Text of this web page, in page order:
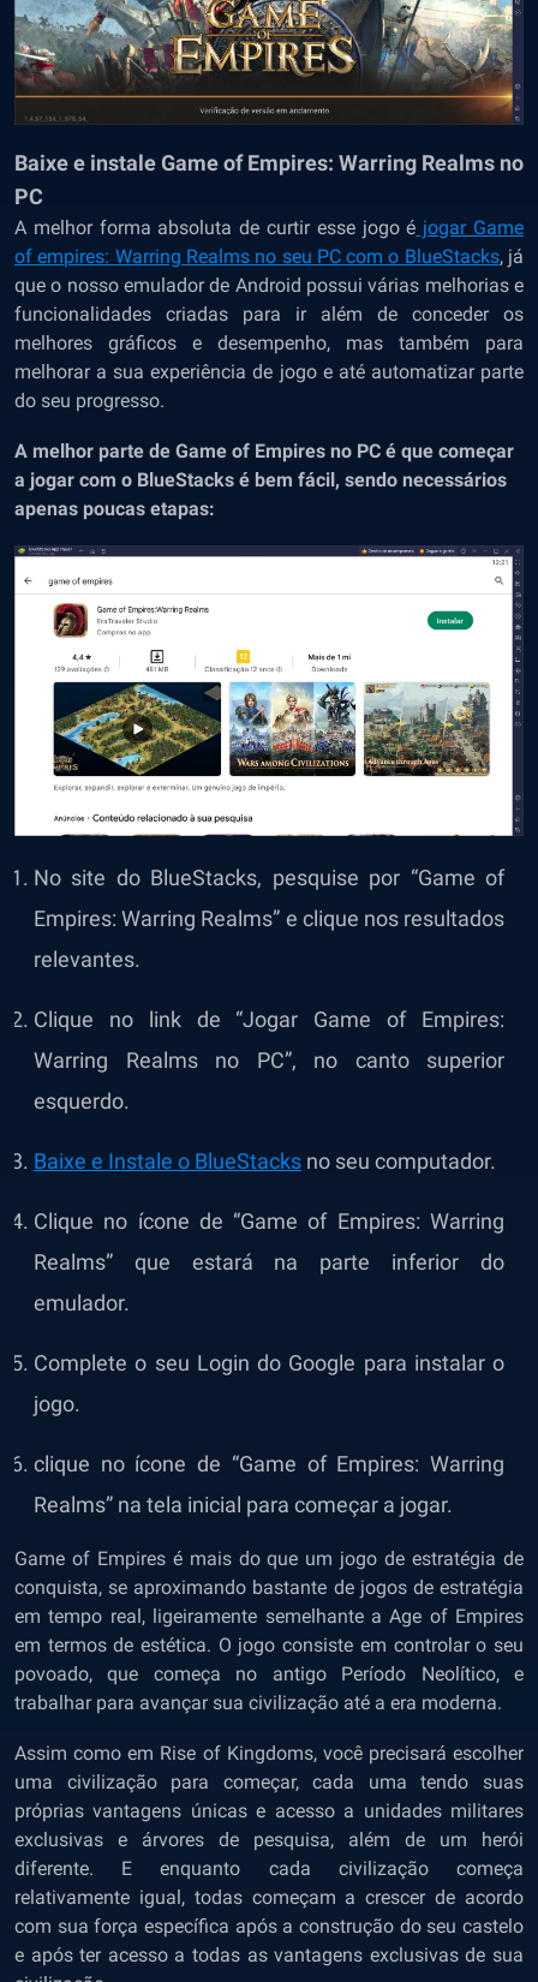
Baixe e instale Game of Empires: Warring Realms no
PC
A melhor forma absoluta de curtir esse jogo é jogar Game
of empires: Warring Realms no seu PC com o BlueStacks,já
que o nosso emulador de Android possui várias melhorias e
funcionalidades criadas para ir além de conceder os
melhores gráficos e desempenho, mas também para
melhorar a sua experiência de jogo e até automatizar parte
do seu progresso.
A melhor parte de Game of Empires no PC é que começar
a jogar com o BlueStacks é bem fácil, sendo necessários
apenas poucas etapas:
No site do BlueStacks, pesquise por “Game of
Empires: Warring Realms” e clique nos resultados
relevantes.
Clique no link de “Jogar Game of Empires:
Warring Realms no PC”, no canto superior
esquerdo.
Baixe e Instale o BlueStacks no seu computador.
Clique no ícone de “Game of Empires: Warring
Realms” que estará na parte inferior do
emulador.
Complete o seu Login do Google para instalar o
jogo.
clique no ícone de “Game of Empires: Warring
Realms” na tela inicial para começar a jogar.
Game of Empires é mais do que um jogo de estratégia de
conquista, se aproximando bastante de jogos de estratégia
em tempo real, ligeiramente semelhante a Age of Empires
em termos de estética. O jogo consiste em controlar o seu
povoado, que começa no antigo Período Neolítico, e
trabalhar para avançar sua civilização até a era moderna.
Assim como em Rise of Kingdoms, você precisará escolher
uma civilização para começar, cada uma tendo suas
próprias vantagens únicas e acesso a unidades militares
exclusivas e árvores de pesquisa, além de um herói
diferente. E enquanto cada civilização começa
relativamente igual, todas começam a crescer de acordo
com sua força específica após a construção do seu castelo
e após ter acesso a todas as vantagens exclusivas de sua